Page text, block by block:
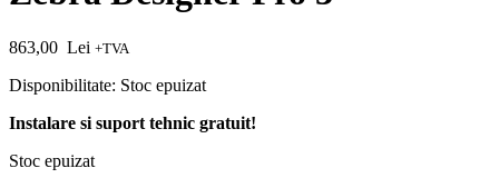
863,00 Lei +TVA
Disponibilitate: Stoc epuizat
Instalare si suport tehnic gratuit!
Stoc epuizat